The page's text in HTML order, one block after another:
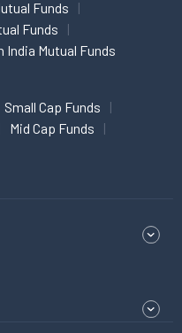
Funds
Funds
India Mutual Funds
Small Cap Funds
Mid Cap Funds